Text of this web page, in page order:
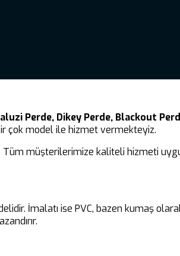
Perde, Dikey Perde, Blackout
çok model ile hizmet vermekteyiz.
müşterilerimize kaliteli hizmeti
İmalatı ise PVC, bazen kumaş